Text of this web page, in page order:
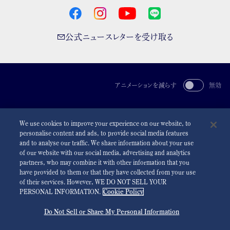
公式ニュースレターを受け取る
アニメーションを減らす 無効
アクセシビリティ
©2026 Seiko Watch Corporation
We use cookies to improve your experience on our website, to
personalise content and ads, to provide social media features
and to analyse our traffic. We share information about your use
of our website with our social media, advertising and analytics
partners, who may combine it with other information that you
have provided to them or that they have collected from your use
of their services. However, WE DO NOT SELL YOUR
PERSONAL INFORMATION. Cookie Policy
Do Not Sell or Share My Personal Information